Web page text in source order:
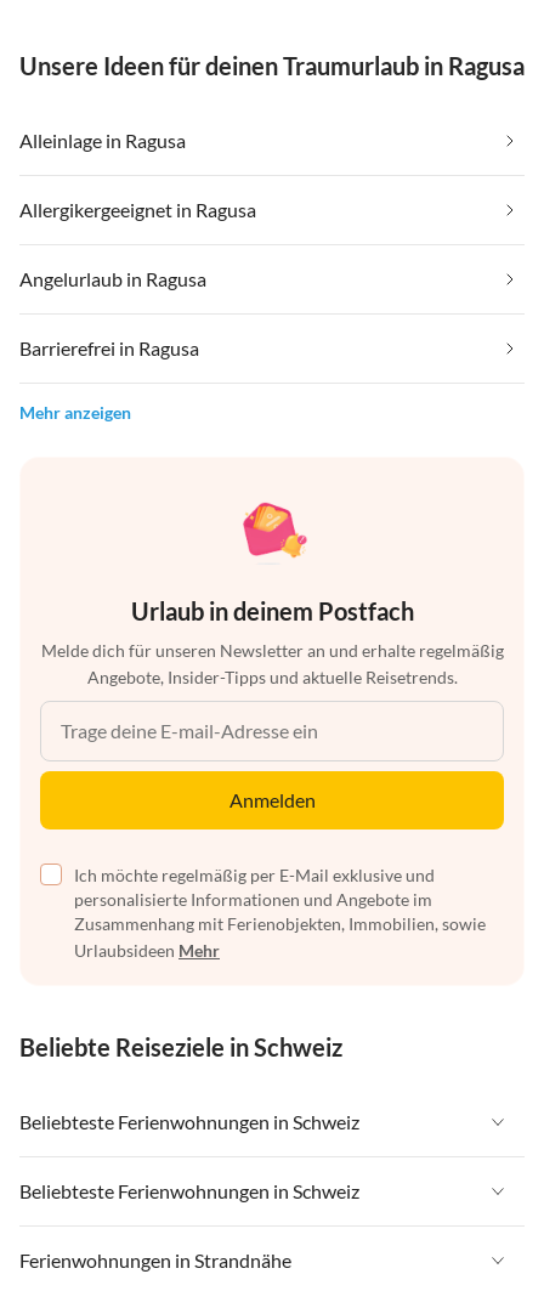
Unsere Ideen für deinen Traumurlaub in Ragusa
Alleinlage in Ragusa
Allergikergeeignet in Ragusa
Angelurlaub in Ragusa
Barrierefrei in Ragusa
Mehr anzeigen
Urlaub in deinem Postfach
Melde dich für unseren Newsletter an und erhalte regelmäßig
Angebote, Insider-Tipps und aktuelle Reisetrends.
Anmelden
Ich möchte regelmäßig per E-Mail exklusive und
personalisierte Informationen und Angebote im
Zusammenhang mit Ferienobjekten, Immobilien, sowie
Urlaubsideen Mehr
Beliebte Reiseziele in Schweiz
Beliebteste Ferienwohnungen in Schweiz
Ferienwohnungen in Schweiz
Ferienwohnungen in Wallis
Ferienwohnungen in Saas-Fee / Saastal
Beliebteste Ferienwohnungen in Schweiz
Ferienwohnungen in Schweiz
Ferienwohnungen in Strandnähe